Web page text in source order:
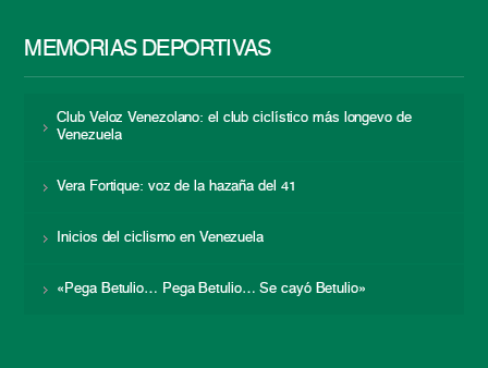
MEMORIAS DEPORTIVAS
Club Veloz Venezolano: el club ciclístico más longevo de
Venezuela
Vera Fortique: voz de la hazaña del 41
Inicios del ciclismo en Venezuela
«Pega Betulio… Pega Betulio… Se cayó Betulio»